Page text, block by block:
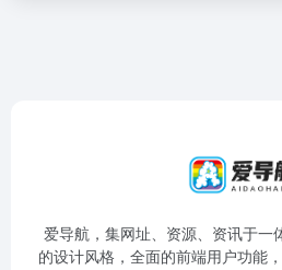
爱导航，集网址、资源、资讯于一
的设计风格，全面的前端用户功能